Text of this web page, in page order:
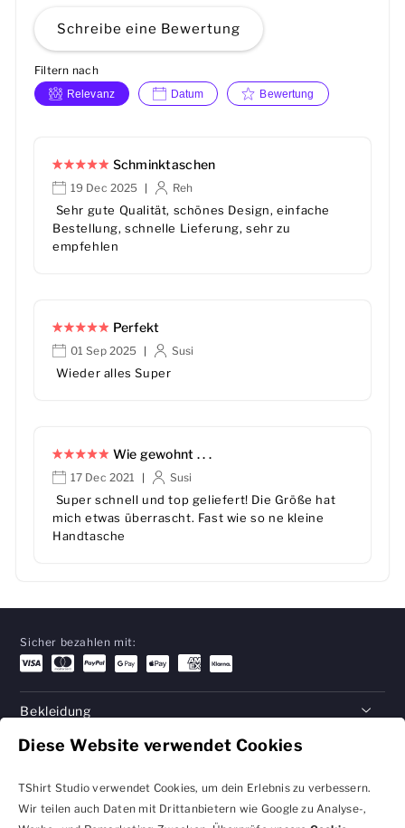
Diese Website verwendet Cookies
TShirt Studio verwendet Cookies, um dein Erlebnis zu verbessern.
Wir teilen auch Daten mit Drittanbietern wie Google zu Analyse-,
Schreibe eine Bewertung
Filtern nach
Relevanz Datum Bewertung
Schminktaschen
19 Dec 2025 | Reh
Sehr gute Qualität, schönes Design, einfache
Bestellung, schnelle Lieferung, sehr zu
empfehlen
Perfekt
01 Sep 2025 | Susi
Wieder alles Super
Wie gewohnt . . .
17 Dec 2021 | Susi
Super schnell und top geliefert! Die Größe hat
mich etwas überrascht. Fast wie so ne kleine
Handtasche
Sicher bezahlen mit:
Bekleidung
Geschenke
Hilfe